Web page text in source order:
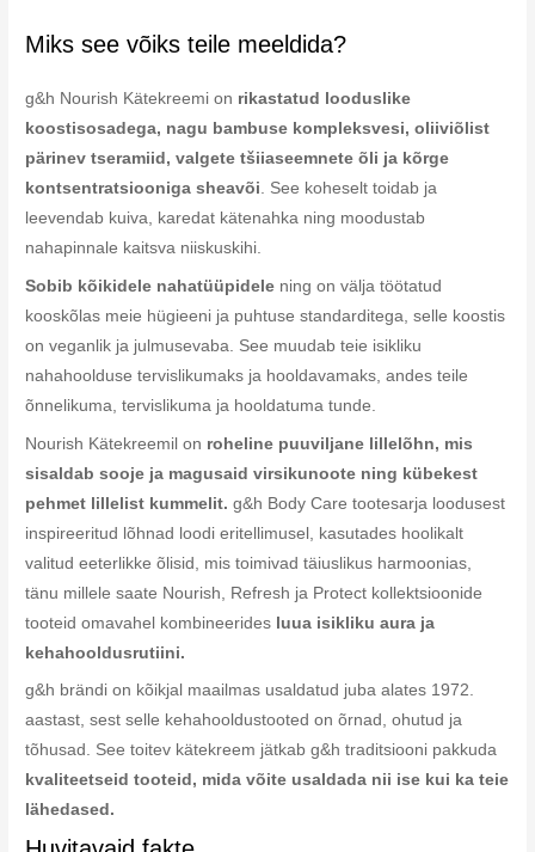
Miks see võiks teile meeldida?
g&h Nourish Kätekreemi on rikastatud looduslike
koostisosadega, nagu bambuse kompleksvesi, oliiviõlist
pärinev tseramiid, valgete tšiiaseemnete õli ja kõrge
kontsentratsiooniga sheavõi . See koheselt toidab ja
leevendab kuiva, karedat kätenahka ning moodustab
nahapinnale kaitsva niiskuskihi.
Sobib kõikidele nahatüüpidele ning on välja töötatud
kooskõlas meie hügieeni ja puhtuse standarditega, selle koostis
on veganlik ja julmusevaba. See muudab teie isikliku
nahahoolduse tervislikumaks ja hooldavamaks, andes teile
õnnelikuma, tervislikuma ja hooldatuma tunde.
Nourish Kätekreemil on roheline puuviljane lillelõhn, mis
sisaldab sooje ja magusaid virsikunoote ning kübekest
pehmet lillelist kummelit. g&h Body Care tootesarja loodusest
inspireeritud lõhnad loodi eritellimusel, kasutades hoolikalt
valitud eeterlikke õlisid, mis toimivad täiuslikus harmoonias,
tänu millele saate Nourish, Refresh ja Protect kollektsioonide
tooteid omavahel kombineerides luua isikliku aura ja
kehahooldusrutiini.
g&h brändi on kõikjal maailmas usaldatud juba alates 1972.
aastast, sest selle kehahooldustooted on õrnad, ohutud ja
tõhusad. See toitev kätekreem jätkab g&h traditsiooni pakkuda
kvaliteetseid tooteid, mida võite usaldada nii ise kui ka teie
lähedased.